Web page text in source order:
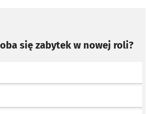
się zabytek w nowej roli?